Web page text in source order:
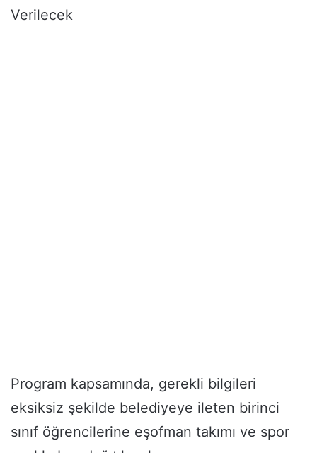
Verilecek
Program kapsamında, gerekli bilgileri
eksiksiz şekilde belediyeye ileten birinci
sınıf öğrencilerine eşofman takımı ve spor